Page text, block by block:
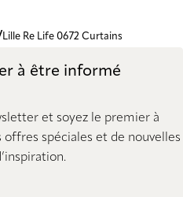
Lille Re Life 0672 Curtains
à être informé
et soyez le premier à
offres spéciales et de nouvelles